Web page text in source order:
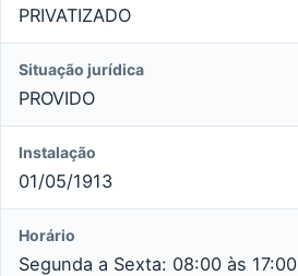
PRIVATIZADO
Situação jurídica
PROVIDO
Instalação
01/05/1913
Horário
Segunda a Sexta: 08:00 às 17:00